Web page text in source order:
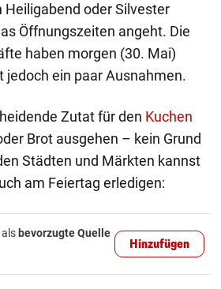
Heiligabend oder Silvester
Öffnungszeiten angeht. Die
haben morgen (30. Mai)
jedoch ein paar Ausnahmen.
Zutat für den Kuchen
Brot ausgehen – kein Grund
Städten und Märkten kannst
am Feiertag erledigen:
bevorzugte Quelle
Hinzufügen